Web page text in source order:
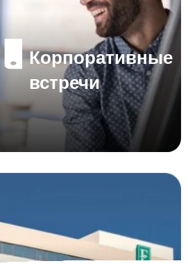
Корпоративные
встречи